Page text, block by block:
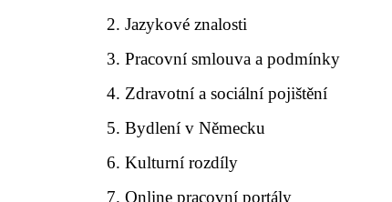
Jazykové znalosti
Pracovní smlouva a podmínky
Zdravotní a sociální pojištění
Bydlení v Německu
Kulturní rozdíly
Online pracovní portály